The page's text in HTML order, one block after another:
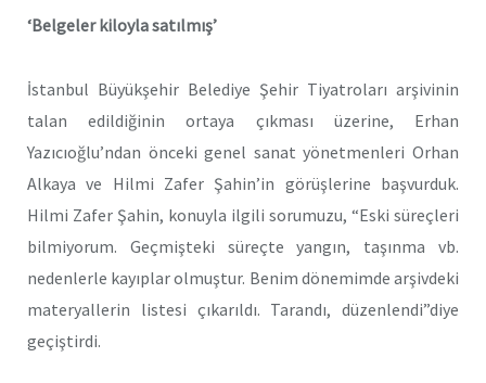
‘Belgeler kiloyla satılmış’
İstanbul Büyükşehir Belediye Şehir Tiyatroları arşivinin
talan edildiğinin ortaya çıkması üzerine, Erhan
Yazıcıoğlu’ndan önceki genel sanat yönetmenleri Orhan
Alkaya ve Hilmi Zafer Şahin’in görüşlerine başvurduk.
Hilmi Zafer Şahin, konuyla ilgili sorumuzu, “Eski süreçleri
bilmiyorum. Geçmişteki süreçte yangın, taşınma vb.
nedenlerle kayıplar olmuştur. Benim dönemimde arşivdeki
materyallerin listesi çıkarıldı. Tarandı, düzenlendi”diye
geçiştirdi.